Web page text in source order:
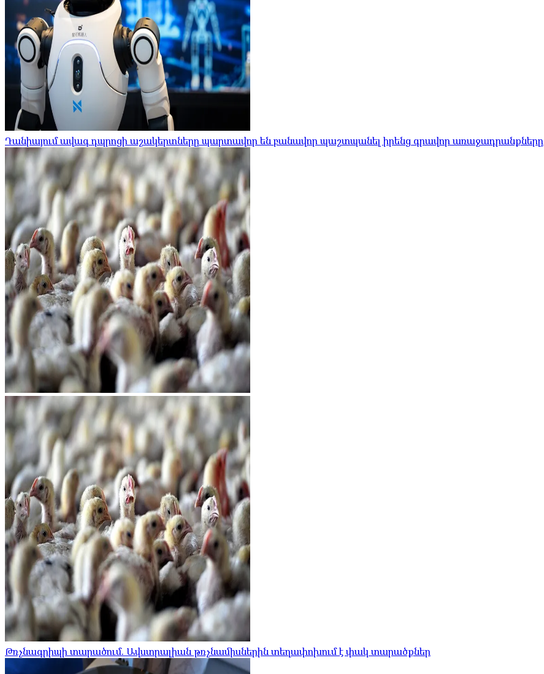
Դանիայում ավագ դպրոցի աշակերտները պարտավոր են բանավոր պաշտպանել իրենց գրավոր առաջադրանքները
Թռչնագրիպի տարածում. Ավստրալիան թռչնամիսներին տեղափոխում է փակ տարածքներ